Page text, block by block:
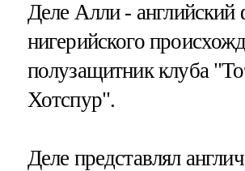
Деле Алли - английский
нигерийского
полузащитник клуба
Хотспур".
Деле представлял